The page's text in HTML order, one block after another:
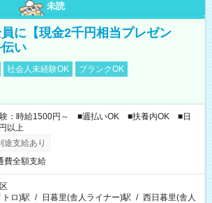
未読
に【現金2千円相当プレゼン
い
社会人未経験OK
ブランクOK
験：時給1500円～ ■週払いOK ■扶養内OK ■日
以上
途支給あり
費全額支給
ロ)駅 / 日暮里(舎人ライナー)駅 / 西日暮里(舎人